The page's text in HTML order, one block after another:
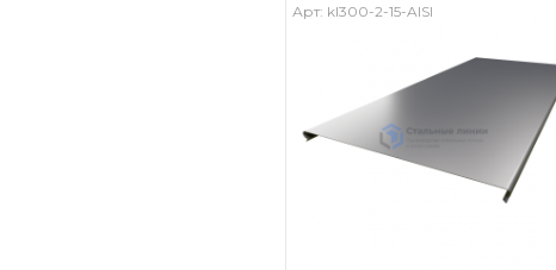
Арт: kl300-2-15-AISI